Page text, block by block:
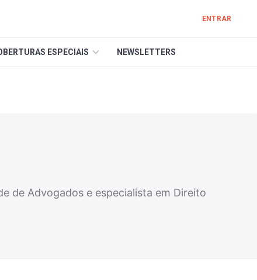
ENTRAR
ESPECIAIS NEWSLETTERS
de Advogados e especialista em Direito